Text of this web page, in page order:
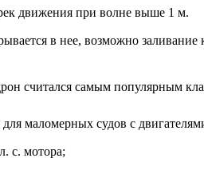
движения при волне выше 1 м.
в нее, возможно
считался самым популярным
маломерных судов с
с. мотора;